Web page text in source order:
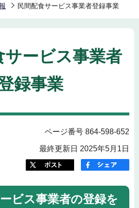
民間配食サービス事業者登録事業
サービス事業者
録事業
ページ番号 864-598-652
最終更新日 2025年5月1日
ビス事業者の登録を